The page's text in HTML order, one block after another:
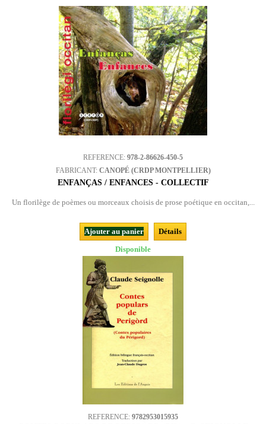
REFERENCE: 978-2-86626-450-5
FABRICANT: CANOPÉ (CRDP MONTPELLIER)
ENFANÇAS / ENFANCES - COLLECTIF
Un florilège de poèmes ou morceaux choisis de prose poétique en occitan,...
Ajouter au panier
Détails
Disponible
REFERENCE: 9782953015935